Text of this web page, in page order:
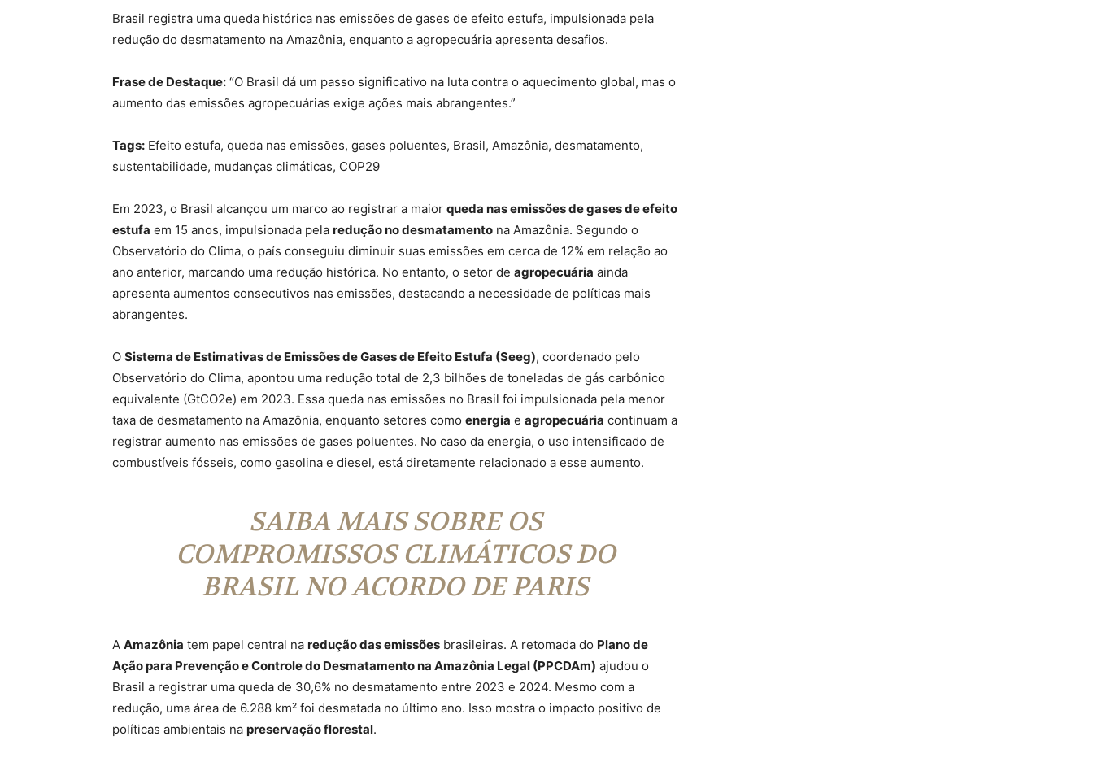
Brasil registra uma queda histórica nas emissões de gases de efeito estufa, impulsionada pela
redução do desmatamento na Amazônia, enquanto a agropecuária apresenta desafios.
Frase de Destaque: “O Brasil dá um passo significativo na luta contra o aquecimento global, mas o
aumento das emissões agropecuárias exige ações mais abrangentes.”
Tags: Efeito estufa, queda nas emissões, gases poluentes, Brasil, Amazônia, desmatamento,
sustentabilidade, mudanças climáticas, COP29
Em 2023, o Brasil alcançou um marco ao registrar a maior queda nas emissões de gases de efeito
estufa em 15 anos, impulsionada pela redução no desmatamento na Amazônia. Segundo o
Observatório do Clima, o país conseguiu diminuir suas emissões em cerca de 12% em relação ao
ano anterior, marcando uma redução histórica. No entanto, o setor de agropecuária ainda
apresenta aumentos consecutivos nas emissões, destacando a necessidade de políticas mais
abrangentes.
O Sistema de Estimativas de Emissões de Gases de Efeito Estufa (Seeg), coordenado pelo
Observatório do Clima, apontou uma redução total de 2,3 bilhões de toneladas de gás carbônico
equivalente (GtCO2e) em 2023. Essa queda nas emissões no Brasil foi impulsionada pela menor
taxa de desmatamento na Amazônia, enquanto setores como energia e agropecuária continuam a
registrar aumento nas emissões de gases poluentes. No caso da energia, o uso intensificado de
combustíveis fósseis, como gasolina e diesel, está diretamente relacionado a esse aumento.
SAIBA MAIS SOBRE OS
COMPROMISSOS CLIMÁTICOS DO
BRASIL NO ACORDO DE PARIS
A Amazônia tem papel central na redução das emissões brasileiras. A retomada do Plano de
Ação para Prevenção e Controle do Desmatamento na Amazônia Legal (PPCDAm) ajudou o
Brasil a registrar uma queda de 30,6% no desmatamento entre 2023 e 2024. Mesmo com a
redução, uma área de 6.288 km² foi desmatada no último ano. Isso mostra o impacto positivo de
políticas ambientais na preservação florestal.